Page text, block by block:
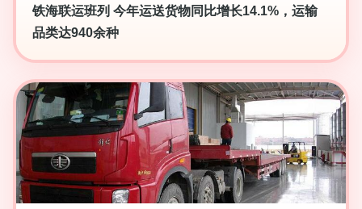
铁海联运班列 今年运送货物同比增长14.1%，运输
品类达940余种